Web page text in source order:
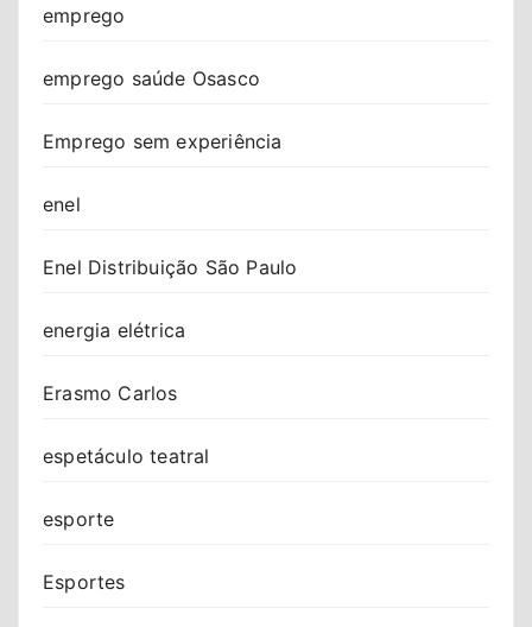
emprego
emprego saúde Osasco
Emprego sem experiência
enel
Enel Distribuição São Paulo
energia elétrica
Erasmo Carlos
espetáculo teatral
esporte
Esportes